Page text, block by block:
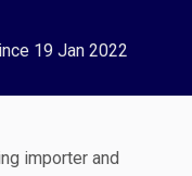
19 Jan 2022
importer and